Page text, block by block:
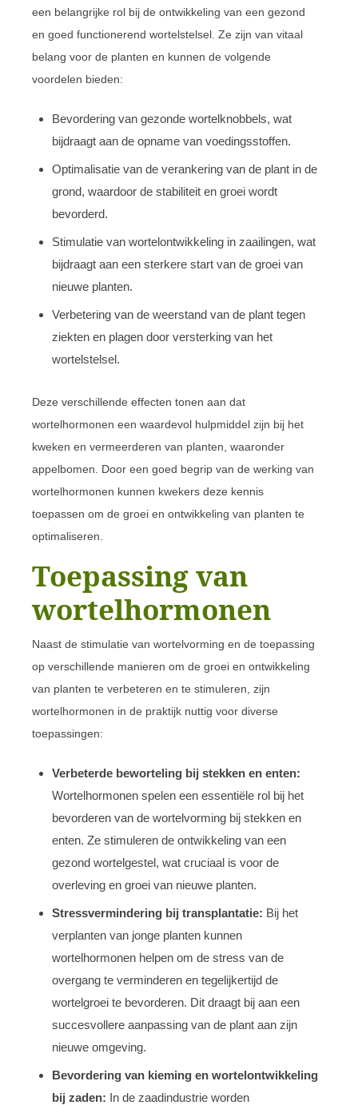
een belangrijke rol bij de ontwikkeling van een gezond
en goed functionerend wortelstelsel. Ze zijn van vitaal
belang voor de planten en kunnen de volgende
voordelen bieden:
Bevordering van gezonde wortelknobbels, wat
bijdraagt aan de opname van voedingsstoffen.
Optimalisatie van de verankering van de plant in de
grond, waardoor de stabiliteit en groei wordt
bevorderd.
Stimulatie van wortelontwikkeling in zaailingen, wat
bijdraagt aan een sterkere start van de groei van
nieuwe planten.
Verbetering van de weerstand van de plant tegen
ziekten en plagen door versterking van het
wortelstelsel.
Deze verschillende effecten tonen aan dat
wortelhormonen een waardevol hulpmiddel zijn bij het
kweken en vermeerderen van planten, waaronder
appelbomen. Door een goed begrip van de werking van
wortelhormonen kunnen kwekers deze kennis
toepassen om de groei en ontwikkeling van planten te
optimaliseren.
Toepassing van
wortelhormonen
Naast de stimulatie van wortelvorming en de toepassing
op verschillende manieren om de groei en ontwikkeling
van planten te verbeteren en te stimuleren, zijn
wortelhormonen in de praktijk nuttig voor diverse
toepassingen:
Verbeterde beworteling bij stekken en enten:
Wortelhormonen spelen een essentiële rol bij het
bevorderen van de wortelvorming bij stekken en
enten. Ze stimuleren de ontwikkeling van een
gezond wortelgestel, wat cruciaal is voor de
overleving en groei van nieuwe planten.
Stressvermindering bij transplantatie: Bij het
verplanten van jonge planten kunnen
wortelhormonen helpen om de stress van de
overgang te verminderen en tegelijkertijd de
wortelgroei te bevorderen. Dit draagt bij aan een
succesvollere aanpassing van de plant aan zijn
nieuwe omgeving.
Bevordering van kieming en wortelontwikkeling
bij zaden: In de zaadindustrie worden